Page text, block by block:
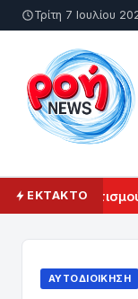
Τρίτη 7 Ιουλίου
ΕΚΤΑΚΤΟ
Πολιτισμού
ΑΥΤΟΔΙΟΊΚΗΣΗ